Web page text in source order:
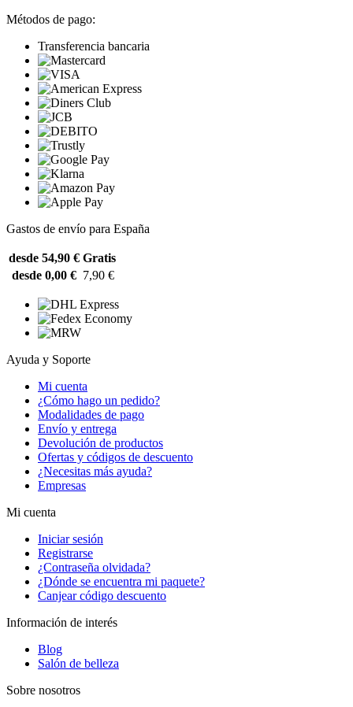
Métodos de pago:
Transferencia bancaria
Gastos de envío para España
desde 54,90 € Gratis
desde 0,00 € 7,90 €
Ayuda y Soporte
Mi cuenta
¿Cómo hago un pedido?
Modalidades de pago
Envío y entrega
Devolución de productos
Ofertas y códigos de descuento
¿Necesitas más ayuda?
Empresas
Mi cuenta
Iniciar sesión
Registrarse
¿Contraseña olvidada?
¿Dónde se encuentra mi paquete?
Canjear código descuento
Información de interés
Blog
Salón de belleza
Sobre nosotros